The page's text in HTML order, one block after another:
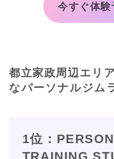
今すぐ体験
都立家政周辺エリ
なパーソナルジム
1位：
TRAINING